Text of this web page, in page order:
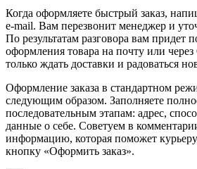
Когда оформляете быстрый заказ,
e-mail. Вам перезвонит менеджер и
По результатам разговора вам придет
оформления товара на почту или
только ждать доставки и радоваться
Оформление заказа в стандартном
следующим образом. Заполняете
последовательным этапам: адрес,
данные о себе. Советуем в
информацию, которая поможет
кнопку «Оформить заказ».